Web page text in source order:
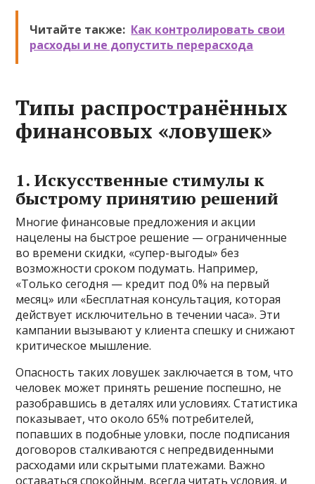
Читайте также: Как контролировать свои
расходы и не допустить перерасхода
Типы распространённых
финансовых «ловушек»
1. Искусственные стимулы к
быстрому принятию решений
Многие финансовые предложения и акции
нацелены на быстрое решение — ограниченные
во времени скидки, «супер-выгоды» без
возможности сроком подумать. Например,
«Только сегодня — кредит под 0% на первый
месяц» или «Бесплатная консультация, которая
действует исключительно в течении часа». Эти
кампании вызывают у клиента спешку и снижают
критическое мышление.
Опасность таких ловушек заключается в том, что
человек может принять решение поспешно, не
разобравшись в деталях или условиях. Статистика
показывает, что около 65% потребителей,
попавших в подобные уловки, после подписания
договоров сталкиваются с непредвиденными
расходами или скрытыми платежами. Важно
оставаться спокойным, всегда читать условия, и